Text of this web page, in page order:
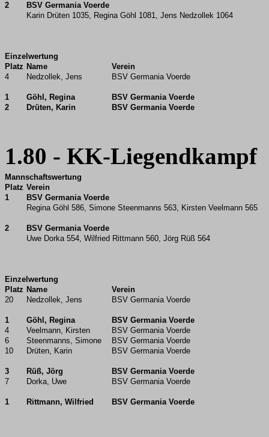
2
BSV Germania Voerde
Karin Drüten 1035, Regina Göhl 1081, Jens Nedzollek 1064
Einzelwertung
Platz Name
Verein
4
Nedzollek, Jens BSV Germania Voerde
1 Göhl, Regina
BSV Germania Voerde
2
Drüten, Karin BSV Germania Voerde
1.80 - KK-Liegendkampf
Mannschaftswertung
Platz Verein
1
BSV Germania Voerde
Regina Göhl 586, Simone Steenmanns 563, Kirsten Veelmann 565
2
BSV Germania Voerde
Uwe Dorka 554, Wilfried Rittmann 560, Jörg Rüß 564
Einzelwertung
Platz Name
Verein
20
Nedzollek, Jens BSV Germania Voerde
1 Göhl, Regina
BSV Germania Voerde
4
Veelmann, Kirsten
BSV Germania Voerde
6
Steenmanns, Simone
BSV Germania Voerde
10
Drüten, Karin BSV Germania Voerde
3 Rüß, Jörg
BSV Germania Voerde
7
Dorka, Uwe BSV Germania Voerde
1 Rittmann, Wilfried BSV Germania Voerde